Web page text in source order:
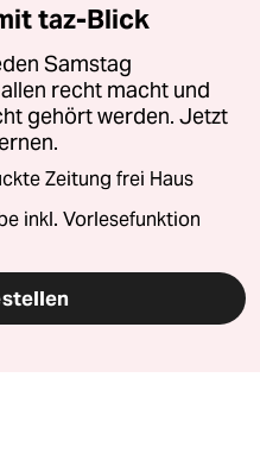
taz-Blick
Samstag
recht macht und
gehört werden. Jetzt
Zeitung frei Haus
inkl. Vorlesefunktion